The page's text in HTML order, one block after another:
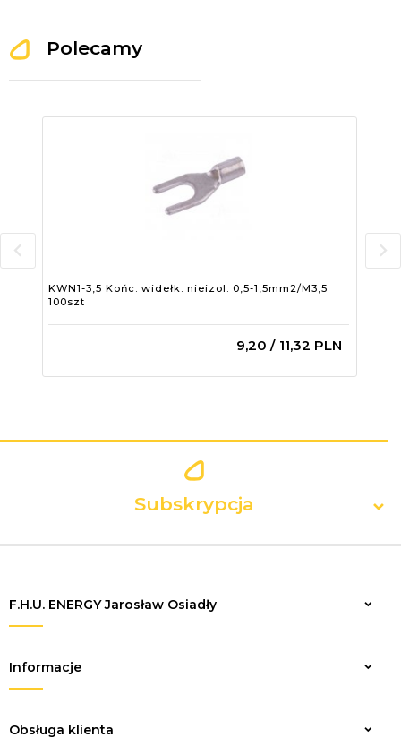
Polecamy
KWN1-3,5 Końc. widełk. nieizol. 0,5-1,5mm2/M3,5
100szt
9,20 / 11,32 PLN
Subskrypcja
Zapisz
F.H.U. ENERGY Jarosław Osiadły
sklep@elektrykaenergy.pl
Informacje
Obsługa klienta